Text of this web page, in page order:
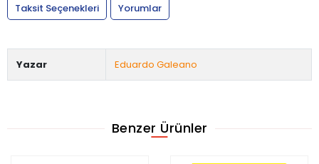
Taksit Seçenekleri
Yorumlar
Yazar Eduardo Galeano
Benzer Ürünler